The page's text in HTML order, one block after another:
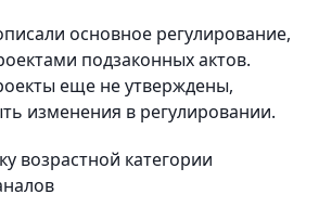
основное регулирование,
подзаконных актов.
еще не утверждены,
изменения в регулировании.
возрастной категории